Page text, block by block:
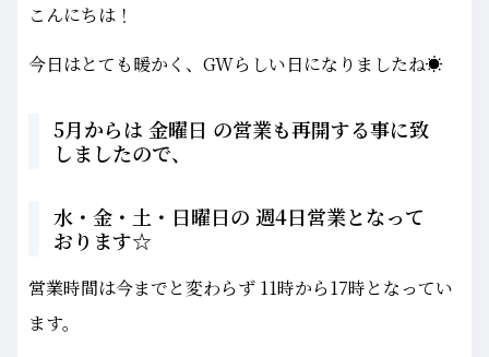
こんにちは！
今日はとても暖かく、GWらしい日になりましたね☀
5月からは 金曜日 の営業も再開する事に致
しましたので、
水・金・土・日曜日の 週4日営業となって
おります☆
営業時間は今までと変わらず 11時から17時となってい
ます。